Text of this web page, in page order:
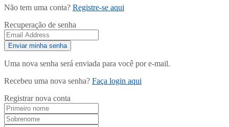
Não tem uma conta? Registre-se aqui
Recuperação de senha
Uma nova senha será enviada para você por e-mail.
Recebeu uma nova senha? Faça login aqui
Registrar nova conta